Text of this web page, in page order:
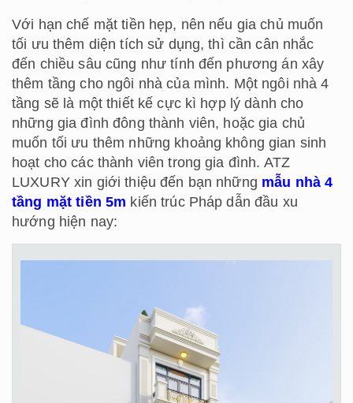
Với hạn chế mặt tiền hẹp, nên nếu gia chủ muốn
tối ưu thêm diện tích sử dụng, thì cần cân nhắc
đến chiều sâu cũng như tính đến phương án xây
thêm tầng cho ngôi nhà của mình. Một ngôi nhà 4
tầng sẽ là một thiết kế cực kì hợp lý dành cho
những gia đình đông thành viên, hoặc gia chủ
muốn tối ưu thêm những khoảng không gian sinh
hoạt cho các thành viên trong gia đình. ATZ
LUXURY xin giới thiệu đến bạn những mẫu nhà 4
tầng mặt tiền 5m kiến trúc Pháp dẫn đầu xu
hướng hiện nay: